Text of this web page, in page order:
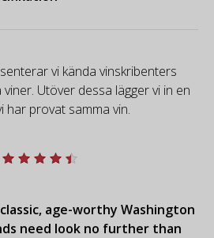
vi kända vinskribenters
Utöver dessa lägger vi in en
har provat samma vin.
age-worthy Washington
need look no further than